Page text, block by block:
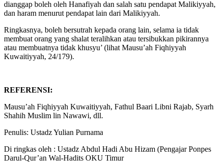
Sedangkan menghadap punggung wanita hukum diperselisihkan,
dianggap boleh oleh Hanafiyah dan salah satu pendapat Malikiyyah,
Ringkasnya, boleh bersutrah kepada orang lain, selama ia tidak
membuat orang yang shalat teralihkan atau tersibukkan pikirannya
atau membuatnya tidak khusyu’ (lihat Mausu’ah Fiqhiyyah
Mausu’ah Fiqhiyyah Kuwaitiyyah, Fathul Baari Libni Rajab, Syarh
Di ringkas oleh : Ustadz Abdul Hadi Abu Hizam (Pengajar Ponpes